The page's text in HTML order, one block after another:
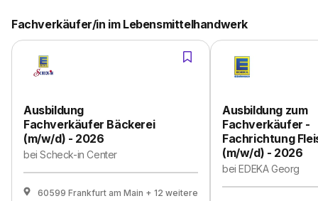
Fachverkäufer/in im Lebensmittelhandwerk
Ausbildung
Fachverkäufer Bäckerei
(m/w/d) - 2026
beiScheck-in Center
60599 Frankfurt am Main + 12 weitere
Ausbildung zum
Fachverkäufer -
Fachrichtung
(m/w/d) - 2026
beiEDEKA Georg